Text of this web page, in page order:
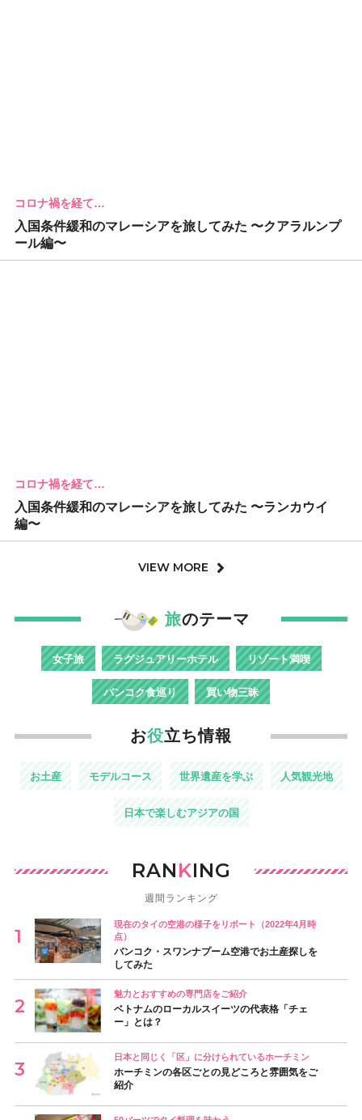
コロナ禍を経て…
入国条件緩和のマレーシアを旅してみた 〜クアラルンプ
ール編〜
コロナ禍を経て…
入国条件緩和のマレーシアを旅してみた 〜ランカウイ
編〜
VIEW MORE
旅のテーマ
女子旅 ラグジュアリーホテル リゾート満喫
バンコク食巡り 買い物三昧
お役立ち情報
お土産 モデルコース 世界遺産を学ぶ 人気観光地
日本で楽しむアジアの国
RANKING
週間ランキング
現在のタイの空港の様子をリポート（2022年4月時
点）
バンコク・スワンナプーム空港でお土産探しを
してみた
魅力とおすすめの専門店をご紹介
ベトナムのローカルスイーツの代表格「チェ
ー」とは？
日本と同じく「区」に分けられているホーチミン
ホーチミンの各区ごとの見どころと雰囲気をご
紹介